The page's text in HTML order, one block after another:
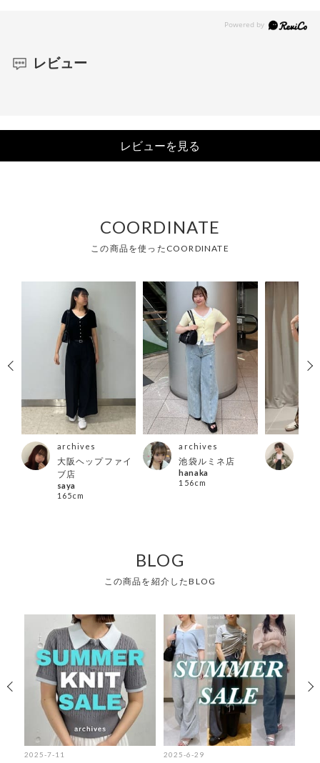
レビュー
レビューを見る
COORDINATE
この商品を使ったCOORDINATE
archives
大阪ヘップファイ
ブ店
saya
165cm
archives
池袋ルミネ店
hanaka
156cm
BLOG
この商品を紹介したBLOG
2025-7-11 2025-6-29